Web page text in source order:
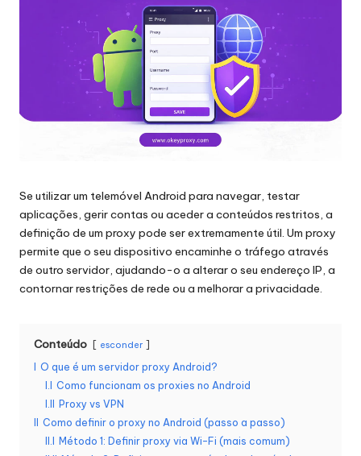
is
r
a
t
o
a
mais.
Se utilizar um telemóvel Android para navegar, testar
aplicações, gerir contas ou aceder a conteúdos restritos, a
definição de um proxy pode ser extremamente útil. Um proxy
permite que o seu dispositivo encaminhe o tráfego através
de outro servidor, ajudando-o a alterar o seu endereço IP, a
contornar restrições de rede ou a melhorar a privacidade.
Conteúdo esconder
O que é um servidor proxy Android?
Como funcionam os proxies no Android
Proxy vs VPN
Como definir o proxy no Android (passo a passo)
Método 1: Definir proxy via Wi-Fi (mais comum)